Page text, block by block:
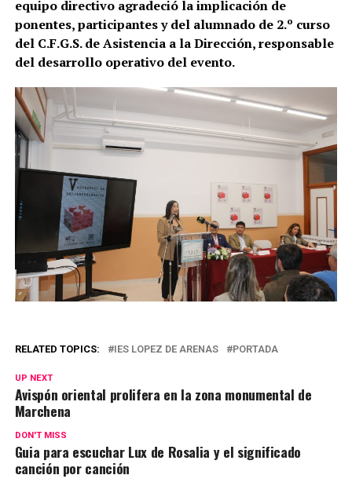
equipo directivo agradeció la implicación de
ponentes, participantes y del alumnado de 2.º curso
del C.F.G.S. de Asistencia a la Dirección, responsable
del desarrollo operativo del evento.
RELATED TOPICS: IES LOPEZ DE ARENAS PORTADA
UP NEXT
Avispón oriental prolifera en la zona monumental de
Marchena
DON'T MISS
Guia para escuchar Lux de Rosalia y el significado
canción por canción